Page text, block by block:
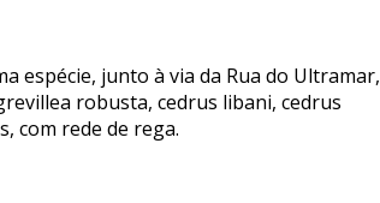
espécie, junto à via da Rua do Ultramar,
robusta, cedrus libani, cedrus
com rede de rega.